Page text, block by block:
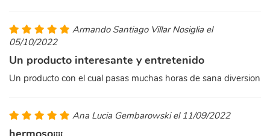
Armando Santiago Villar Nosiglia el
05/10/2022
Un producto interesante y entretenido
Un producto con el cual pasas muchas horas de sana diversion
Ana Lucia Gembarowski el 11/09/2022